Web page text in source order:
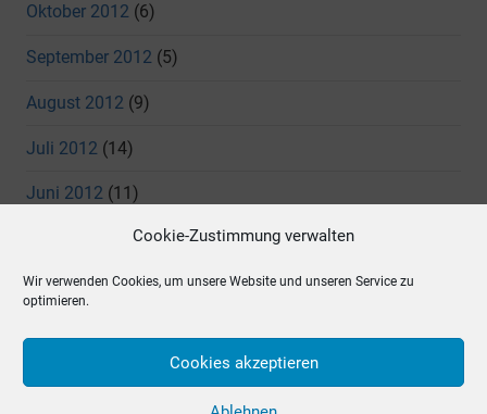
Cookie-Zustimmung verwalten
Wir verwenden Cookies, um unsere Website und unseren Service zu
optimieren.
Cookies akzeptieren
Oktober 2012 (6)
September 2012 (5)
August 2012 (9)
Juli 2012 (14)
Juni 2012 (11)
April 2012(4)
(3)